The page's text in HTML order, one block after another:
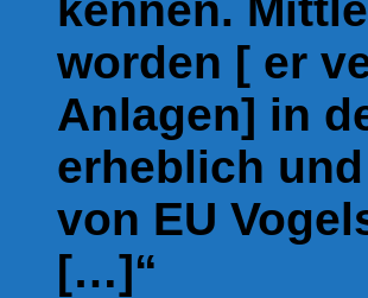
worden [ er
Anlagen] in
erheblich
von EU
[…]“